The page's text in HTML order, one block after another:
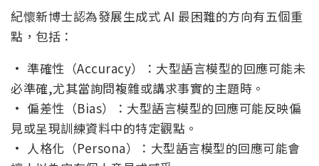
紀懷新博士認為發展生成式 AI 最困難的方向有五個重
點，包括：
· 準確性（Accuracy）：大型語言模型的回應可能未
必準確,尤其當詢問複雜或講求事實的主題時。
· 偏差性（Bias）：大型語言模型的回應可能反映偏
見或呈現訓練資料中的特定觀點。
· 人格化（Persona）：大型語言模型的回應可能會